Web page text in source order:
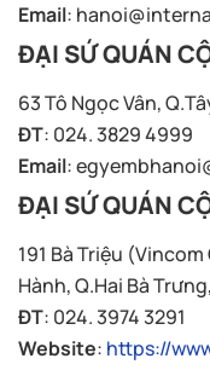
Email:
ĐẠI SỨ QUÁN
63 Tô Ngọc Vân,
ĐT: 024. 3829 4999
Email:
ĐẠI SỨ QUÁN
191 Bà Triệu
Hành, Q.Hai Bà
ĐT: 024. 3974 3291
Website: https://